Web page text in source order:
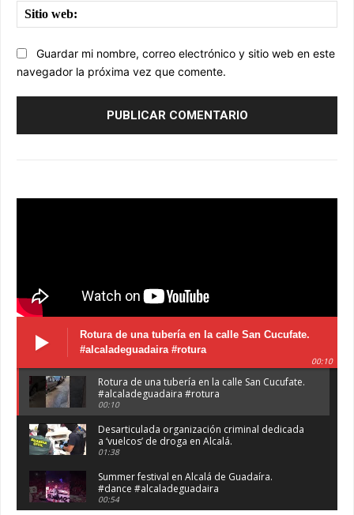
Guardar mi nombre, correo electrónico y sitio web en este
navegador la próxima vez que comente.
Rotura de una tubería en la calle San Cucufate.
#alcaladeguadaira #rotura
00:10
Rotura de una tubería en la calle San Cucufate.
#alcaladeguadaira #rotura
00:10
Desarticulada organización criminal dedicada
a ‘vuelcos’ de droga en Alcalá.
01:38
Summer festival en Alcalá de Guadaíra.
#dance #alcaladeguadaira
00:54